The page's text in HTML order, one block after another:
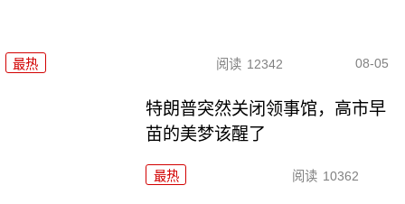
最热 阅读 12342 08-05
特朗普突然关闭领事馆，高市早
苗的美梦该醒了
最热 阅读 10362